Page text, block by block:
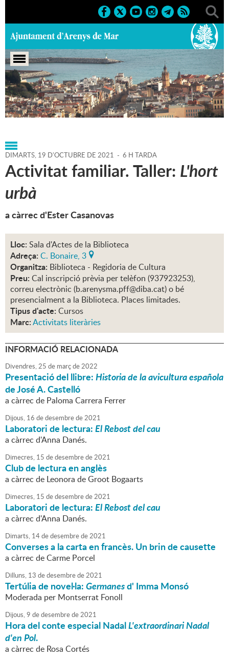
Portada > Agenda > 19-10-
2021 > Marcs > Culturals > 2021 > Activitats literàries
DIMARTS, 19 D'OCTUBRE DE 2021 - 6 H TARDA
Activitat familiar. Taller: L'hort
urbà
a càrrec d'Ester Casanovas
Lloc: Sala d'Actes de la Biblioteca
Adreça: C. Bonaire, 3
Organitza: Biblioteca - Regidoria de Cultura
Preu: Cal inscripció prèvia per telèfon (937923253),
correu electrònic (b.arenysma.pff@diba.cat) o bé
presencialment a la Biblioteca. Places limitades.
Tipus d'acte: Cursos
Marc:Activitats literàries
INFORMACIÓ RELACIONADA
Divendres,25 de marçde2022
Presentació del llibre:Historia de la avicultura española
de José A. Castelló
a càrrec de Paloma Carrera Ferrer
Dijous, 16 dedesembrede2021
Laboratori de lectura:El Rebost del cau
a càrrec d'Anna Danés.
Dimecres, 15 dedesembrede2021
Club de lectura en anglès
a càrrec de Leonora de Groot Bogaarts
Dimecres, 15 dedesembrede2021
Laboratori de lectura:El Rebost del cau
a càrrec d'Anna Danés.
Dimarts, 14dedesembrede2021
Converses a la carta en francès. Un brin de causette
a càrrec de Carme Porcel
Dilluns, 13 dedesembrede2021
Tertúlia de novel·la:Germanesd' Imma Monsó
Moderada per Montserrat Fonoll
Dijous,9 dedesembrede2021
Hora del conte especial NadalL'extraordinari Nadal
d'en Pol.
a càrrec de Rosa Cortés